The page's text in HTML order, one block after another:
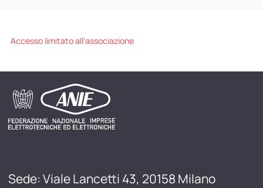
Accesso limitato all'associazione
Sede: Viale Lancetti 43, 20158 Milano